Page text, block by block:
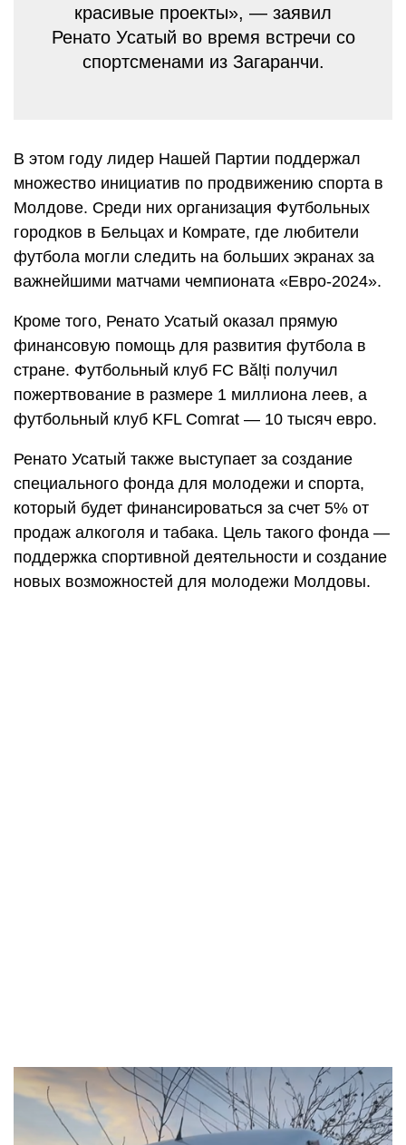
красивые проекты», — заявил
Ренато Усатый во время встречи со
спортсменами из Загаранчи.
В этом году лидер Нашей Партии поддержал
множество инициатив по продвижению спорта в
Молдове. Среди них организация Футбольных
городков в Бельцах и Комрате, где любители
футбола могли следить на больших экранах за
важнейшими матчами чемпионата «Евро-2024».
Кроме того, Ренато Усатый оказал прямую
финансовую помощь для развития футбола в
стране. Футбольный клуб FC Bălți получил
пожертвование в размере 1 миллиона леев, а
футбольный клуб KFL Comrat — 10 тысяч евро.
Ренато Усатый также выступает за создание
специального фонда для молодежи и спорта,
который будет финансироваться за счет 5% от
продаж алкоголя и табака. Цель такого фонда —
поддержка спортивной деятельности и создание
новых возможностей для молодежи Молдовы.